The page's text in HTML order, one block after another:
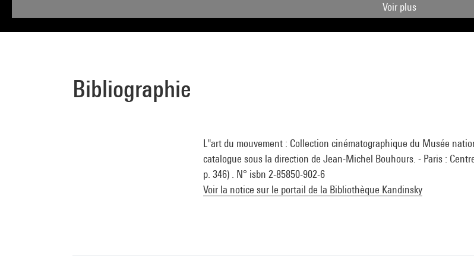
Voir plus
Bibliographie
L''art du mouvement : Collection cinématographique du Musée
catalogue sous la direction de Jean-Michel Bouhours. - Paris :
p. 346) . N° isbn 2-85850-902-6
Voir la notice sur le portail de la Bibliothèque Kandinsky